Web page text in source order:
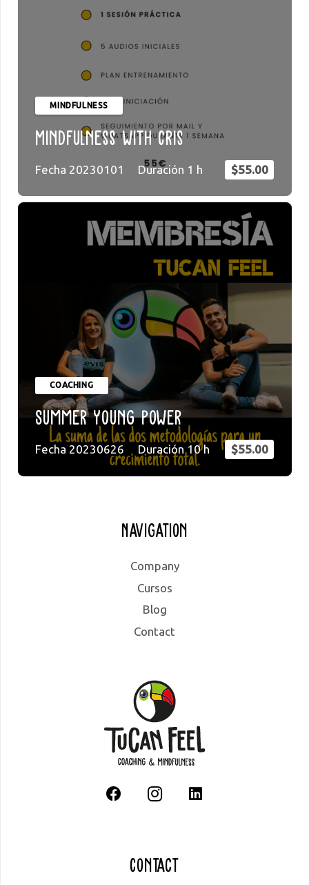
MINDFULNESS
Mindfulness with Cris
Fecha 20230101 Duración 1 h $55.00
COACHING
Summer Young Power
Fecha 20230626 Duración10h $55.00
Navigation
Company
Cursos
Blog
Contact
Contact